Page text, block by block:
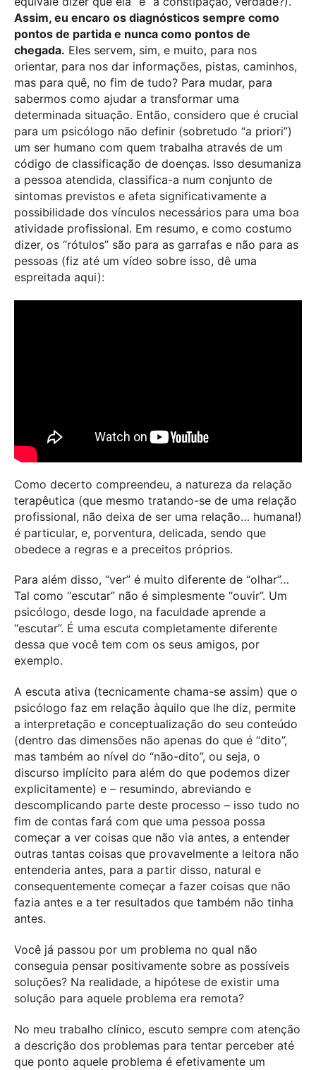
Assim, eu encaro os diagnósticos sempre como
pontos de partida e nunca como pontos de
chegada. Eles servem, sim, e muito, para nos
orientar, para nos dar informações, pistas, caminhos,
mas para quê, no fim de tudo? Para mudar, para
sabermos como ajudar a transformar uma
determinada situação. Então, considero que é crucial
para um psicólogo não definir (sobretudo “a priori”)
um ser humano com quem trabalha através de um
código de classificação de doenças. Isso desumaniza
a pessoa atendida, classifica-a num conjunto de
sintomas previstos e afeta significativamente a
possibilidade dos vínculos necessários para uma boa
atividade profissional. Em resumo, e como costumo
dizer, os “rótulos” são para as garrafas e não para as
pessoas (fiz até um vídeo sobre isso, dê uma
espreitada aqui):
Como decerto compreendeu, a natureza da relação
terapêutica (que mesmo tratando-se de uma relação
profissional, não deixa de ser uma relação… humana!)
é particular, e, porventura, delicada, sendo que
obedece a regras e a preceitos próprios.
Para além disso, “ver” é muito diferente de “olhar”…
Tal como “escutar” não é simplesmente “ouvir”. Um
psicólogo, desde logo, na faculdade aprende a
“escutar”. É uma escuta completamente diferente
dessa que você tem com os seus amigos, por
exemplo.
A escuta ativa (tecnicamente chama-se assim) que o
psicólogo faz em relação àquilo que lhe diz, permite
a interpretação e conceptualização do seu conteúdo
(dentro das dimensões não apenas do que é “dito”,
mas também ao nível do “não-dito”, ou seja, o
discurso implícito para além do que podemos dizer
explicitamente) e – resumindo, abreviando e
descomplicando parte deste processo – isso tudo no
fim de contas fará com que uma pessoa possa
começar a ver coisas que não via antes, a entender
outras tantas coisas que provavelmente a leitora não
entenderia antes, para a partir disso, natural e
consequentemente começar a fazer coisas que não
fazia antes e a ter resultados que também não tinha
antes.
Você já passou por um problema no qual não
conseguia pensar positivamente sobre as possíveis
soluções? Na realidade, a hipótese de existir uma
solução para aquele problema era remota?
No meu trabalho clínico, escuto sempre com atenção
a descrição dos problemas para tentar perceber até
que ponto aquele problema é efetivamente um